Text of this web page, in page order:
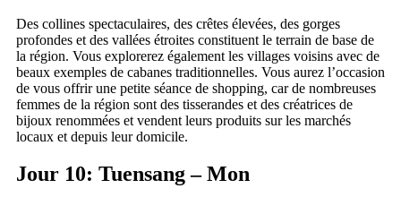
Des collines spectaculaires, des crêtes élevées, des gorges
profondes et des vallées étroites constituent le terrain de base de
la région. Vous explorerez également les villages voisins avec de
beaux exemples de cabanes traditionnelles. Vous aurez l’occasion
de vous offrir une petite séance de shopping, car de nombreuses
femmes de la région sont des tisserandes et des créatrices de
bijoux renommées et vendent leurs produits sur les marchés
locaux et depuis leur domicile.
Jour 10: Tuensang – Mon